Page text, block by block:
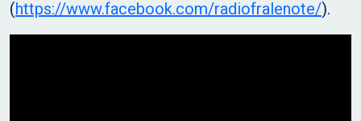
(https://www.facebook.com/radiofralenote/).